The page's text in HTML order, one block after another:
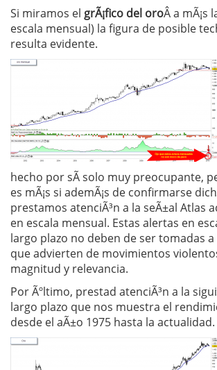
Si miramos el grÃ¡fico del oroÂ a mÃ¡s
escala mensual) la figura de posible
resulta evidente.
hecho por sÃ­ solo muy preocupante,
es mÃ¡s si ademÃ¡s de confirmarse
prestamos atenciÃ³n a la seÃ±al Atlas
en escala mensual. Estas alertas en
largo plazo no deben de ser tomadas
que advierten de movimientos
magnitud y relevancia.
Por Ãºltimo, prestad atenciÃ³n a la
largo plazo que nos muestra el
desde el aÃ±o 1975 hasta la actualidad.